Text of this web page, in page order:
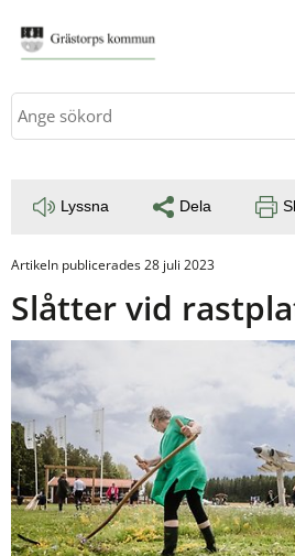
Sök
Lyssna Dela
Artikeln publicerades 28 juli 2023
Slåtter vid